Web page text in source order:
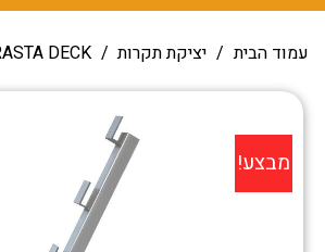
עמוד הבית / יציקת תקרות /
DECK
מבצע!